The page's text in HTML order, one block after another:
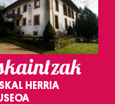
HERRIA